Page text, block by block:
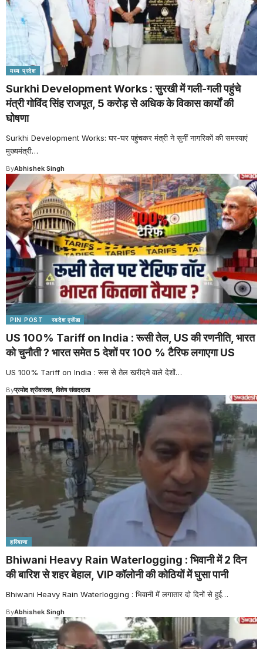
मध्य प्रदेश
Surkhi Development Works : सुरखी में गली-गली पहुंचे
मंत्री गोविंद सिंह राजपूत, 5 करोड़ से अधिक के विकास कार्यों की
घोषणा
Surkhi Development Works: घर-घर पहुंचकर मंत्री ने सुनीं नागरिकों की समस्याएं
मुख्यमंत्री…
ByAbhishek Singh
PIN POST स्वदेश एजेंडा
US 100% Tariff on India : रूसी तेल, US की रणनीति, भारत
को चुनौती ? भारत समेत 5 देशों पर 100 % टैरिफ लगाएगा US
US 100% Tariff on India : रूस से तेल खरीदने वाले देशों…
Byप्रमोद श्रीवास्तव, विशेष संवाददाता
हरियाणा
Bhiwani Heavy Rain Waterlogging : भिवानी में 2 दिन
की बारिश से शहर बेहाल, VIP कॉलोनी की कोठियों में घुसा पानी
Bhiwani Heavy Rain Waterlogging : भिवानी में लगातार दो दिनों से हुई…
ByAbhishek Singh